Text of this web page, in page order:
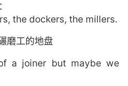
the dockers, the millers.
磨工的地盘
a joiner but maybe we